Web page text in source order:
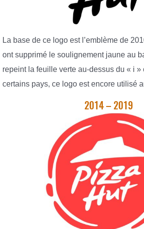
La base de ce logo est l’emblème de
ont supprimé le soulignement jaune au
repeint la feuille verte au-dessus du « i »
certains pays, ce logo est encore utilisé
2014 – 2019